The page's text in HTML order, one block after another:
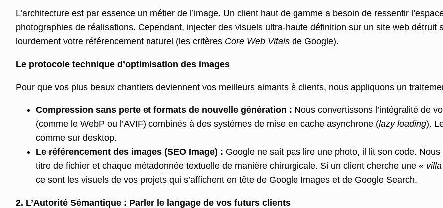
L’architecture est par essence un métier de l’image. Un client haut de gamme a besoin de ressentir
photographies de réalisations. Cependant, injecter des visuels ultra-haute définition sur un site web détruit
lourdement votre référencement naturel (les critères Core Web Vitals de Google).
Le protocole technique d’optimisation des images
Pour que vos plus beaux chantiers deviennent vos meilleurs aimants à clients, nous appliquons un
Compression sans perte et formats de nouvelle génération : Nous convertissons l’intégralité de
(comme le WebP ou l’AVIF) combinés à des systèmes de mise en cache asynchrone (lazy loading).
comme sur desktop.
Le référencement des images (SEO Image) : Google ne sait pas lire une photo, il lit son code.
titre de fichier et chaque métadonnée textuelle de manière chirurgicale. Si un client cherche une «
ce sont les visuels de vos projets qui s’affichent en tête de Google Images et de Google Search.
2. L’Autorité Sémantique : Parler le langage de vos futurs clients